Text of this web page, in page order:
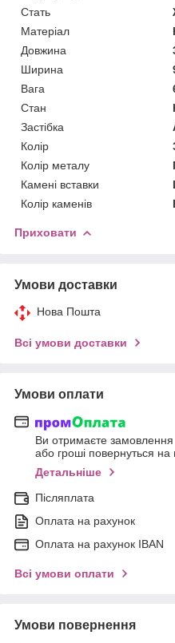
Стать
Матеріал
Довжина
Ширина
Вага
Стан
Застібка
Колір
Колір металу
Камені вставки
Колір каменів
Приховати
Умови доставки
Нова Пошта
Всі умови доставки
Умови оплати
Ви отримаєте замовлення
або гроші повернуться на
Детальніше
Післяплата
Оплата на рахунок
Оплата на рахунок IBAN
Всі умови оплати
Умови повернення